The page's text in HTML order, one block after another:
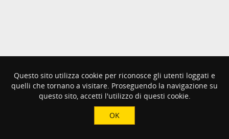
Questo sito utilizza cookie per riconosce gli utenti loggati e
quelli che tornano a visitare. Proseguendo la navigazione su
questo sito, accetti l'utilizzo di questi cookie.
OK